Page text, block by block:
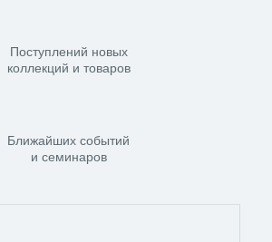
Поступлений новых
коллекций и товаров
Ближайших событий
и семинаров